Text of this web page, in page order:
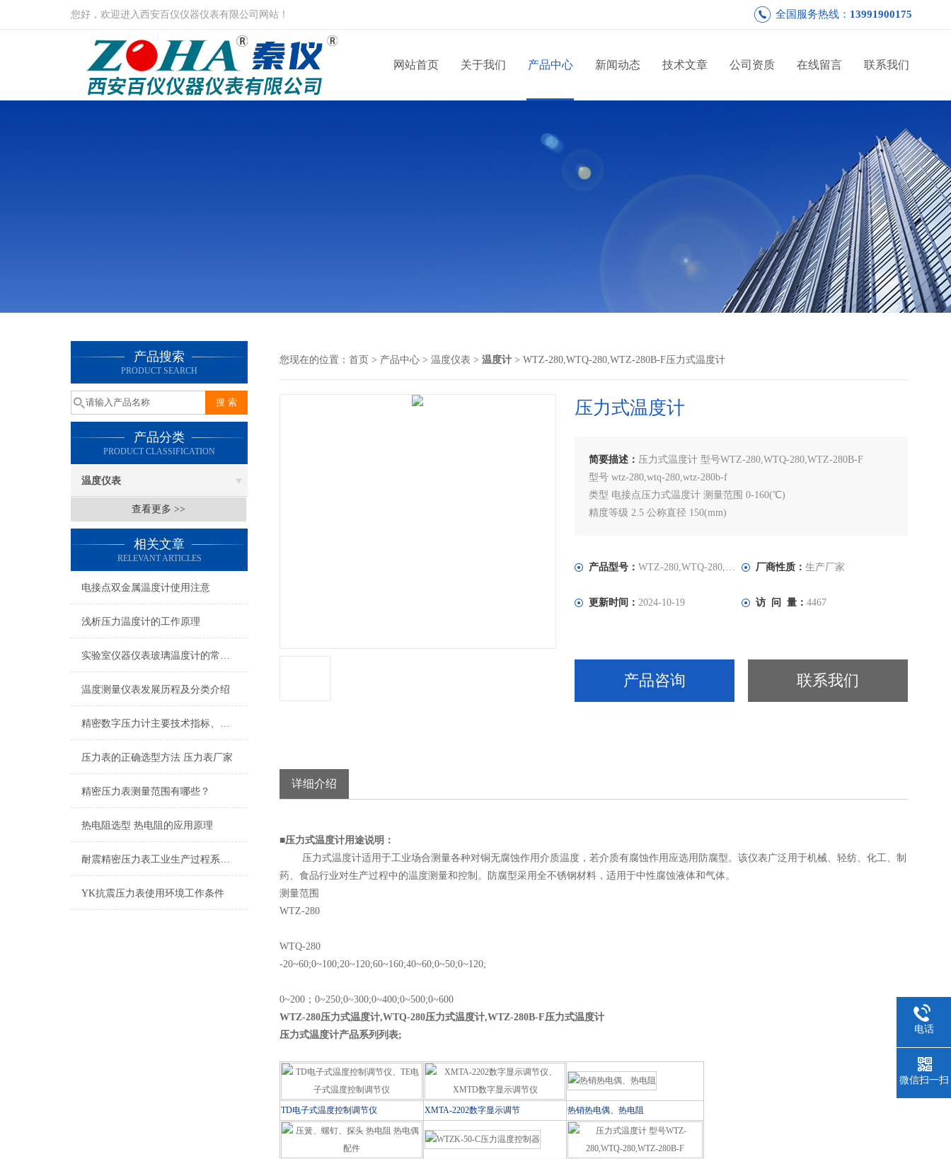
您好，欢迎进入西安百仪仪器仪表有限公司网站！ 全国服务热线： 13991900175
网站首页 关于我们 产品中心 新闻动态 技术文章 公司资质 在线留言 联系我们
产品搜索
PRODUCT SEARCH
产品分类
PRODUCT CLASSIFICATION
温度仪表
查看更多 >>
相关文章
RELEVANT ARTICLES
电接点双金属温度计使用注意
浅析压力温度计的工作原理
实验室仪器仪表玻璃温度计的常见种类
温度测量仪表发展历程及分类介绍
精密数字压力计主要技术指标、使用温度及用途
压力表的正确选型方法 压力表厂家
精密压力表测量范围有哪些？
热电阻选型 热电阻的应用原理
耐震精密压力表工业生产过程系统组成
YK抗震压力表使用环境工作条件
您现在的位置： 首页 > 产品中心 > 温度仪表 > 温度计 > WTZ-280,WTQ-280,WTZ-280B-F压力式温度计
压力式温度计
简要描述： 压力式温度计 型号WTZ-280,WTQ-280,WTZ-280B-F
型号 wtz-280,wtq-280,wtz-280b-f
类型 电接点压力式温度计 测量范围 0-160(℃)
精度等级 2.5 公称直径 150(mm)
产品型号：WTZ-280,WTQ-280,WTZ-280B-F 厂商性质： 生产厂家
更新时间：2024-10-19 访 问 量： 4467
产品咨询 联系我们
详细介绍
■压力式温度计用途说明：
压力式温度计适用于工业场合测量各种对铜无腐蚀作用介质温度，若介质有腐蚀作用应选用防腐型。该仪表广泛用于机械、轻纺、化工、制
药、食品行业对生产过程中的温度测量和控制。防腐型采用全不锈钢材料，适用于中性腐蚀液体和气体。
测量范围
WTZ-280
WTQ-280
-20~60;0~100;20~120;60~160;40~60;0~50;0~120;
0~200；0~250;0~300;0~400;0~500;0~600
WTZ-280压力式温度计,WTQ-280压力式温度计,WTZ-280B-F压力式温度计
压力式温度计产品系列列表;
TD电子式温度控制调节仪 XMTA-2202数字显示调节 热销热电偶、热电阻
电话
微信扫一扫